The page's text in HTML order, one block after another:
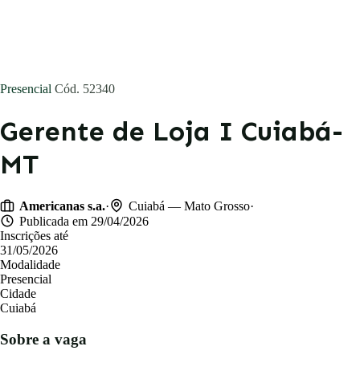
Presencial Cód. 52340
Gerente de Loja I Cuiabá-
MT
Americanas s.a.· Cuiabá — Mato Grosso·
Publicada em 29/04/2026
Inscrições até
31/05/2026
Modalidade
Presencial
Cidade
Cuiabá
Sobre a vaga